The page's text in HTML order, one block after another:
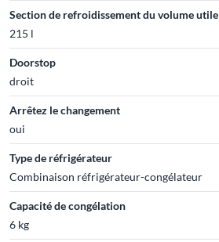
Section de refroidissement du volume utile
215 l
Doorstop
droit
Arrêtez le changement
oui
Type de réfrigérateur
Combinaison réfrigérateur-congélateur
Capacité de congélation
6 kg